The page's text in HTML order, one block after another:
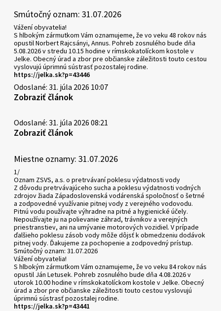
Smútočný oznam: 31.07.2026
Vážení obyvatelia!
S hlbokým zármutkom Vám oznamujeme, že vo veku 48 rokov nás
opustil Norbert Rajcsányi, Annus. Pohreb zosnulého bude dňa
5.08.2026 v stredu 10.15 hodine v rímskokatolíckom kostole v
Jelke. Obecný úrad a zbor pre občianske záležitosti touto cestou
vyslovujú úprimnú sústrasť pozostalej rodine.
https://jelka.sk?p=43446
Odoslané: 31. júla 2026 10:07
Zobraziť článok
Odoslané: 31. júla 2026 08:21
Zobraziť článok
Miestne oznamy: 31.07.2026
1/
Oznam ZSVS, a.s. o pretrvávaní poklesu výdatnosti vody
Z dôvodu pretrvávajúceho sucha a poklesu výdatnosti vodných
zdrojov žiada Západoslovenská vodárenská spoločnosť o šetrné
a zodpovedné využívanie pitnej vody z verejného vodovodu.
Pitnú vodu používajte výhradne na pitné a hygienické účely.
Nepoužívajte ju na polievanie záhrad, trávnikov a verejných
priestranstiev, ani na umývanie motorových vozidiel. V prípade
ďalšieho poklesu zásob vody môže dôjsť k obmedzeniu dodávok
pitnej vody. Ďakujeme za pochopenie a zodpovedný prístup.
Smútočný oznam: 31.07.2026
Vážení obyvatelia!
S hlbokým zármutkom Vám oznamujeme, že vo veku 84 rokov nás
opustil Ján Letusek. Pohreb zosnulého bude dňa 4.08.2026 v
utorok 10.00 hodine v rímskokatolíckom kostole v Jelke. Obecný
úrad a zbor pre občianske záležitosti touto cestou vyslovujú
úprimnú sústrasť pozostalej rodine.
https://jelka.sk?p=43441